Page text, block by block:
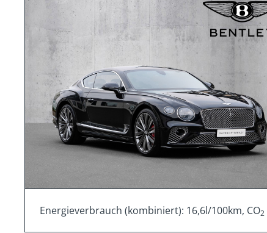
Energieverbrauch (kombiniert): 16,6l/100km, CO2